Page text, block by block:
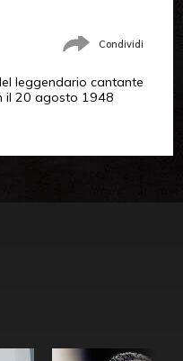
Condividi
leggendario cantante
il 20 agosto 1948